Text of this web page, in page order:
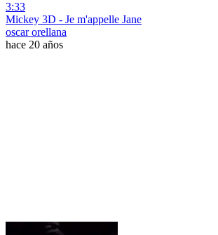
3:33
Mickey 3D - Je m'appelle Jane
oscar orellana
hace 20 años